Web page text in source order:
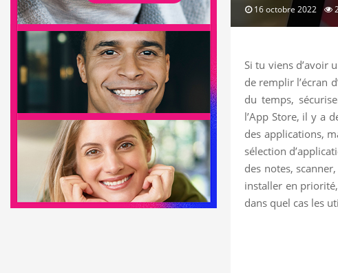
16 octobre 2022
Si tu viens d’avoir
de remplir l’écran
du temps,
l’App Store, il y a
des applications,
sélection
des notes,
installer en
dans quel cas les